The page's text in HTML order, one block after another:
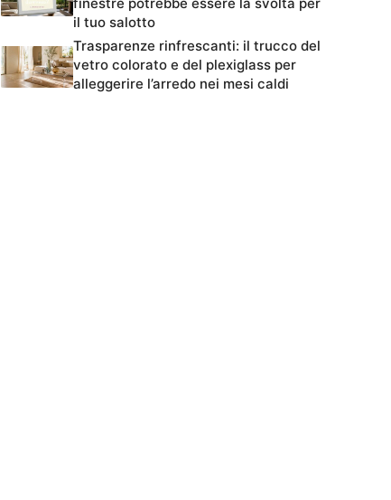
il tuo salotto
Trasparenze rinfrescanti: il trucco del
vetro colorato e del plexiglass per
alleggerire l’arredo nei mesi caldi